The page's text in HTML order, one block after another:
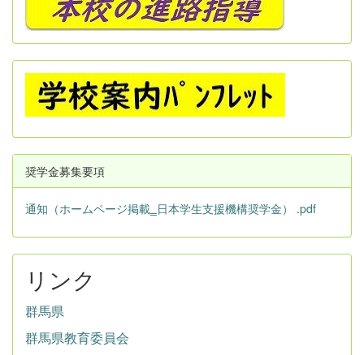
奨学金募集要項
通知（ホームページ掲載‗日本学生支援機構奨学金） .pdf
リンク
群馬県
群馬県教育委員会